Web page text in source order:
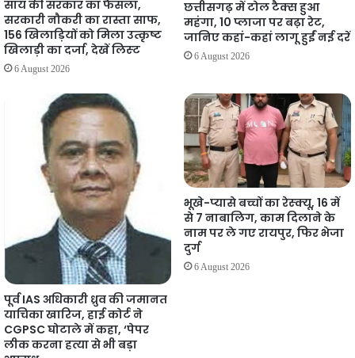
साय की सरकार का फैसला,
सरकारी नौकरी का रास्ता साफ,
156 खिलाड़ियों को मिला उत्कृष्ट
खिलाड़ी का दर्जा, देखें लिस्‍ट
6 August 2026
छत्तीसगढ़ में टोल टैक्स हुआ
महंगा, 10 प्लाजा पर बढ़ा रेट,
जानिए कहां-कहां लागू हुईं नई दरें
6 August 2026
पूर्व IAS अधिकारी ध्रुव की जमानत
याचिका खारिज, हाई कोर्ट ने
CGPSC घोटाले में कहा, ‘पेपर
लीक करना हत्या से भी बड़ा
भूखे-प्यासे बच्चों का रेस्क्यू, 16 में
से 7 नाबालिग, काम दिलाने के
नाम पर ले गए रायपुर, फिर भेजा
दुर्ग
6 August 2026